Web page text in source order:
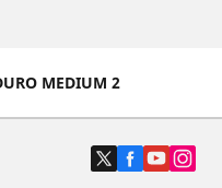
MEDIUM 2